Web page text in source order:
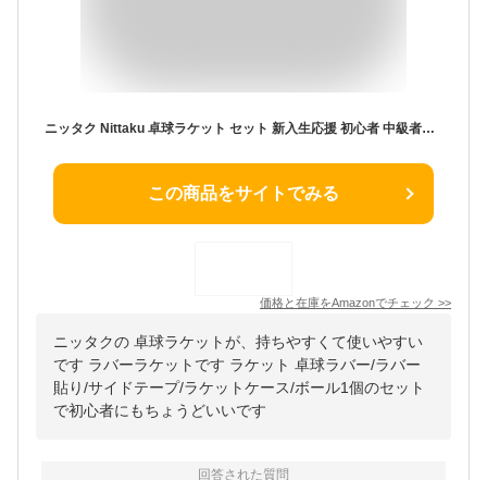
ニッタク Nittaku 卓球ラケット セット 新入生応援 初心者 中級者向け ラティカNK 卓球ラバー/ラバー貼り/サイドテープ/ラケットケース/ボール1個/メンテナンス(ピンク)
この商品をサイトでみる
価格と在庫をAmazonでチェック >>
ニッタクの 卓球ラケットが、持ちやすくて使いやすい
です ラバーラケットです ラケット 卓球ラバー/ラバー
貼り/サイドテープ/ラケットケース/ボール1個のセット
で初心者にもちょうどいいです
回答された質問